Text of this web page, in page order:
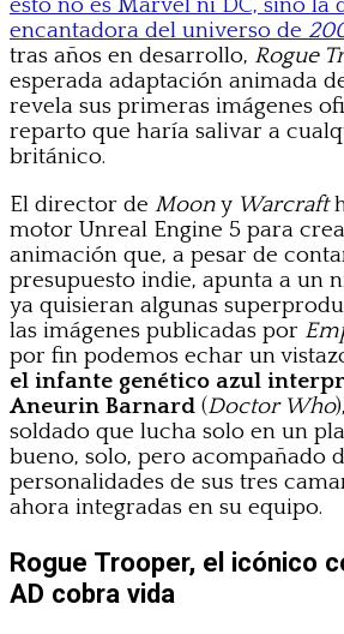
encantadora del universo de
tras años en desarrollo, Rogue
esperada adaptación animada
revela sus primeras imágenes
reparto que haría salivar a
británico.
El director de Moony Warcraft
motor Unreal Engine 5 para
animación que, a pesar de
presupuesto indie, apunta a un
ya quisieran algunas
las imágenes publicadas por
por fin podemos echar un
el infante genético azul
Aneurin Barnard (Doctor Who
soldado que lucha solo en un
bueno, solo, pero acompañado
personalidades de sus tres
ahora integradas en su equipo.
Rogue Trooper, el icónico
AD cobra vida